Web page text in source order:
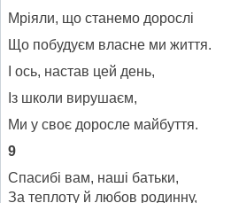
Мріяли, що станемо дорослі
Що побудуєм власне ми життя.
І ось, настав цей день,
Із школи вирушаєм,
Ми у своє доросле майбуття.
9
Спасибі вам, наші батьки,
За теплоту й любов родинну,